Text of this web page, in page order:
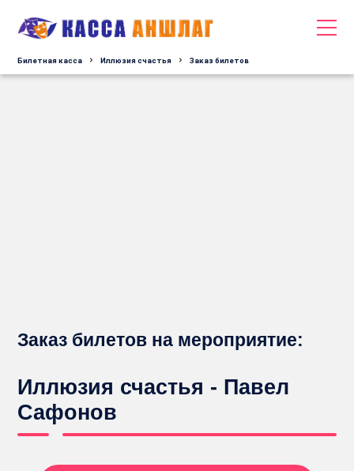
Билетная касса Иллюзия счастья Заказ билетов
Заказ билетов на мероприятие:
Иллюзия счастья - Павел
Сафонов